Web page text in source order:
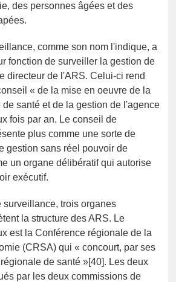
des personnes âgées et des
comme son nom l'indique, a
fonction de surveiller la gestion de
directeur de l'ARS. Celui-ci rend
« de la mise en oeuvre de la
santé et de la gestion de l'agence
fois par an. Le conseil de
plus comme une sorte de
gestion sans réel pouvoir de
un organe délibératif qui autorise
exécutif.
surveillance, trois organes
la structure des ARS. Le
est la Conférence régionale de la
(CRSA) qui « concourt, par ses
de santé »[40]. Les deux
par les deux commissions de